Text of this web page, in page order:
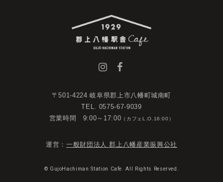
〒501-4224 岐阜県郡上市八幡町城南町
TEL. 0575-67-9039
営業時間 9:00～17:00 （カフェL.O.16:00）
運営： 一般財団法人 郡上八幡産業振興公社
© GujoHachiman Station Cafe. All Rights Reserved.